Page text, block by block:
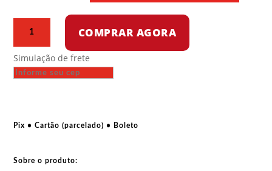
-
Viva
Libre
COMPRAR AGORA
Simulação de frete
Pix • Cartão (parcelado) • Boleto
Sobre o produto: